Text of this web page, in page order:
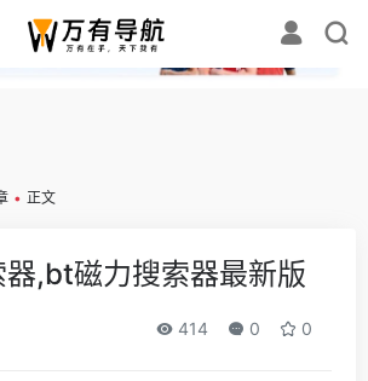
✕
• 正文
,bt磁力搜索器最新版
414 0 0